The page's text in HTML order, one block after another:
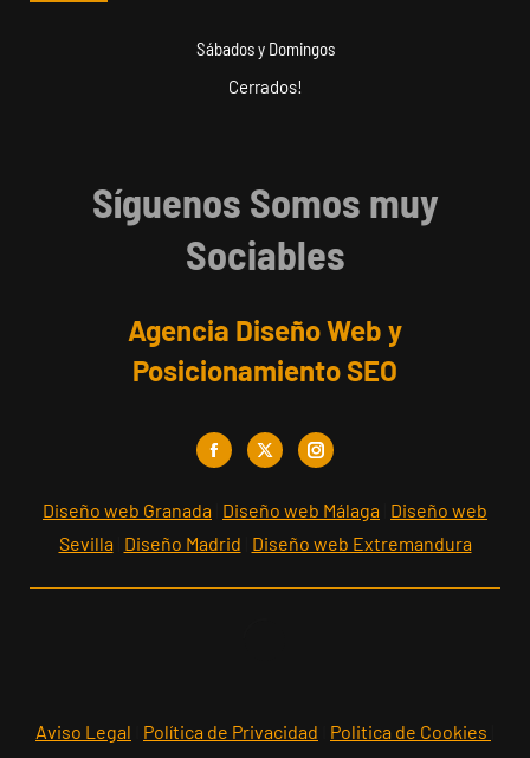
Sábados y Domingos
Cerrados!
Síguenos Somos muy
Sociables
Agencia Diseño Web y
Posicionamiento SEO
Facebook
X Instagram
Diseño web Granada Diseño web Málaga Diseño web
Sevilla Diseño Madrid Diseño web Extremandura
Aviso Legal Política de Privacidad Politica de Cookies